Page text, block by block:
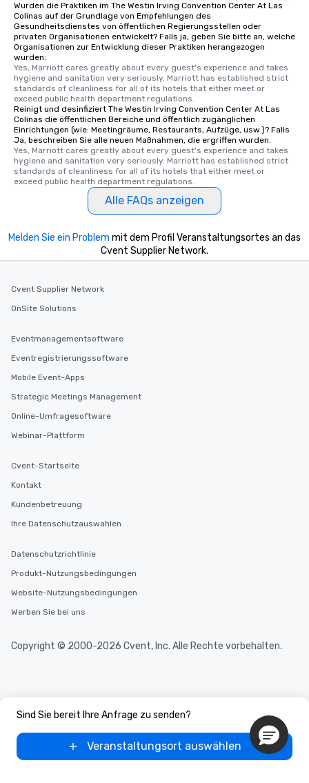
Wurden die Praktiken im The Westin Irving Convention Center At Las
Colinas auf der Grundlage von Empfehlungen des
Gesundheitsdienstes von öffentlichen Regierungsstellen oder
privaten Organisationen entwickelt? Falls ja, geben Sie bitte an, welche
Organisationen zur Entwicklung dieser Praktiken herangezogen
wurden:
Yes, Marriott cares greatly about every guest's experience and takes
hygiene and sanitation very seriously. Marriott has established strict
standards of cleanliness for all of its hotels that either meet or
exceed public health department regulations.
Reinigt und desinfiziert The Westin Irving Convention Center At Las
Colinas die öffentlichen Bereiche und öffentlich zugänglichen
Einrichtungen (wie: Meetingräume, Restaurants, Aufzüge, usw.)? Falls
Ja, beschreiben Sie alle neuen Maßnahmen, die ergriffen wurden.
Yes, Marriott cares greatly about every guest's experience and takes
hygiene and sanitation very seriously. Marriott has established strict
standards of cleanliness for all of its hotels that either meet or
exceed public health department regulations.
Alle FAQs anzeigen
Sind Sie bereit Ihre Anfrage zu senden?
Veranstaltungsort auswählen
Melden Sie ein Problem mit dem Profil Veranstaltungsortes an das
Cvent Supplier Network.
Cvent Supplier Network
OnSite Solutions
Eventmanagementsoftware
Eventregistrierungssoftware
Mobile Event-Apps
Strategic Meetings Management
Online-Umfragesoftware
Webinar-Plattform
Cvent-Startseite
Kontakt
Kundenbetreuung
Ihre Datenschutzauswahlen
Datenschutzrichtlinie
Produkt-Nutzungsbedingungen
Website-Nutzungsbedingungen
Werben Sie bei uns
Copyright © 2000-2026 Cvent, Inc. Alle Rechte vorbehalten.